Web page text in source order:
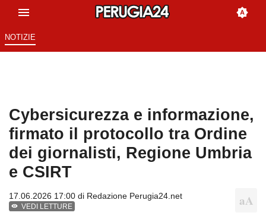
NOTIZIE
Cybersicurezza e informazione,
firmato il protocollo tra Ordine
dei giornalisti, Regione Umbria
e CSIRT
17.06.2026 17:00 di Redazione Perugia24.net
VEDI LETTURE